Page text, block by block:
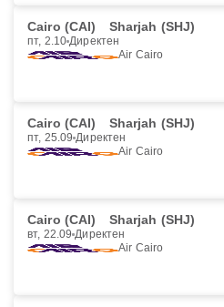
Cairo (CAI) Sharjah (SHJ)
пт, 2.10 Директен
Air Cairo
Cairo (CAI) Sharjah (SHJ)
пт, 25.09 Директен
Air Cairo
Cairo (CAI) Sharjah (SHJ)
вт, 22.09 Директен
Air Cairo